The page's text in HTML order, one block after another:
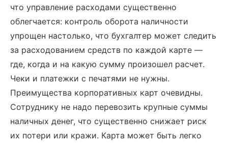
что управление расходами существенно
облегчается: контроль оборота наличности
упрощен настолько, что бухгалтер может следить
за расходованием средств по каждой карте —
где, когда и на какую сумму произошел расчет.
Чеки и платежки с печатями не нужны.
Преимущества корпоративных карт очевидны.
Сотруднику не надо перевозить крупные суммы
наличных денег, что существенно снижает риск
их потери или кражи. Карта может быть легко